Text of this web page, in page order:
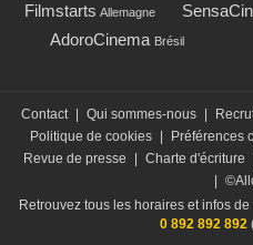
Filmstarts Allemagne
AdoroCinema Brésil
Contact Qui sommes-nous
Politique de cookies
Préférences
Revue de presse
Charte d'écriture
Retrouvez tous les horaires et infos
0 892 892 892